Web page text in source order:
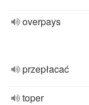
overpays
przepłacać
toper